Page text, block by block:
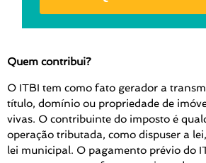
Quem contribui?
O ITBI tem como fato gerador a
título, domínio ou propriedade de
vivas. O contribuinte do imposto é
operação tributada, como dispuser a
lei municipal. O pagamento prévio do